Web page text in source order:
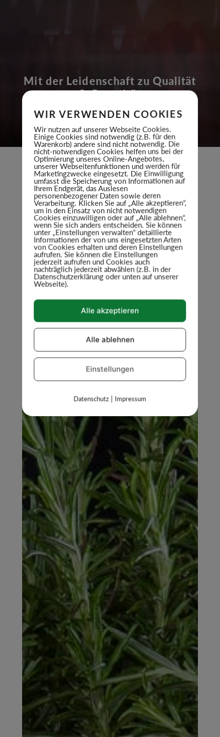
Mit der Leidenschaft zu Qualität
& Quantität
WIR, DAS SCHWARZWALDHAUS
TÄGLICH FRISCH AUS MEISTERHAND
Wir produzieren Schinken- und Wurstspezialitäten für den
regionalenund überregionalen Verkauf. Mit dem Herz in
Gengenbach stehen wir für höchste Qualitätund feinste
Schinken- und Wurstdelikatessen.
WIR VERWENDEN COOKIES
Wir nutzen auf unserer Webseite Cookies.
Einige Cookies sind notwendig (z.B. für den
Warenkorb) andere sind nicht notwendig. Die
nicht-notwendigen Cookies helfen uns bei der
Optimierung unseres Online-Angebotes,
unserer Webseitenfunktionen und werden für
Marketingzwecke eingesetzt. Die Einwilligung
umfasst die Speicherung von Informationen auf
Ihrem Endgerät, das Auslesen
personenbezogener Daten sowie deren
Verarbeitung. Klicken Sie auf „Alle akzeptieren“,
um in den Einsatz von nicht notwendigen
Cookies einzuwilligen oder auf „Alle ablehnen“,
wenn Sie sich anders entscheiden. Sie können
unter „Einstellungen verwalten“ detaillierte
Informationen der von uns eingesetzten Arten
von Cookies erhalten und deren Einstellungen
aufrufen. Sie können die Einstellungen
jederzeit aufrufen und Cookies auch
nachträglich jederzeit abwählen (z.B. in der
Datenschutzerklärung oder unten auf unserer
Webseite).
Alle akzeptieren
Alle ablehnen
Einstellungen
Datenschutz| Impressum